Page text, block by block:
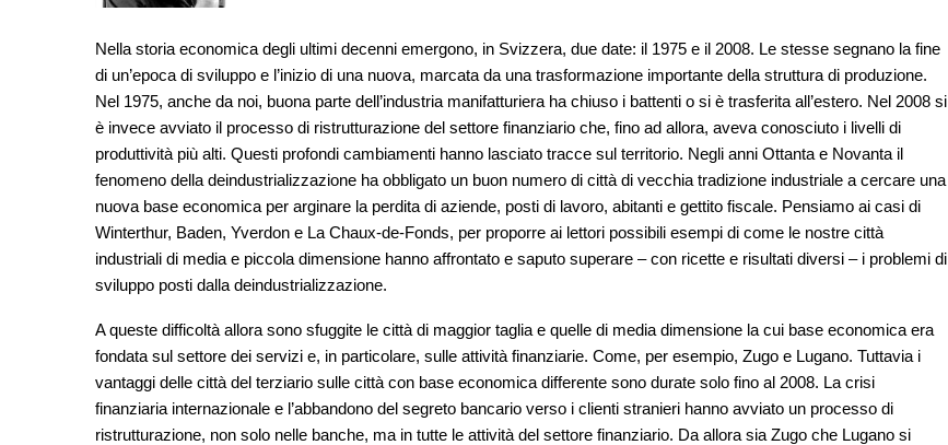
Nella storia economica degli ultimi decenni emergono, in Svizzera, due date: il 1975 e il 2008. Le stesse segnano la fine
di un’epoca di sviluppo e l’inizio di una nuova, marcata da una trasformazione importante della struttura di produzione.
Nel 1975, anche da noi, buona parte dell’industria manifatturiera ha chiuso i battenti o si è trasferita all’estero. Nel 2008 si
è invece avviato il processo di ristrutturazione del settore finanziario che, fino ad allora, aveva conosciuto i livelli di
produttività più alti. Questi profondi cambiamenti hanno lasciato tracce sul territorio. Negli anni Ottanta e Novanta il
fenomeno della deindustrializzazione ha obbligato un buon numero di città di vecchia tradizione industriale a cercare una
nuova base economica per arginare la perdita di aziende, posti di lavoro, abitanti e gettito fiscale. Pensiamo ai casi di
Winterthur, Baden, Yverdon e La Chaux-de-Fonds, per proporre ai lettori possibili esempi di come le nostre città
industriali di media e piccola dimensione hanno affrontato e saputo superare – con ricette e risultati diversi – i problemi di
sviluppo posti dalla deindustrializzazione.
A queste difficoltà allora sono sfuggite le città di maggior taglia e quelle di media dimensione la cui base economica era
fondata sul settore dei servizi e, in particolare, sulle attività finanziarie. Come, per esempio, Zugo e Lugano. Tuttavia i
vantaggi delle città del terziario sulle città con base economica differente sono durate solo fino al 2008. La crisi
finanziaria internazionale e l’abbandono del segreto bancario verso i clienti stranieri hanno avviato un processo di
ristrutturazione, non solo nelle banche, ma in tutte le attività del settore finanziario. Da allora sia Zugo che Lugano si